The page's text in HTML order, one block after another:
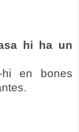
hi ha un
en bones